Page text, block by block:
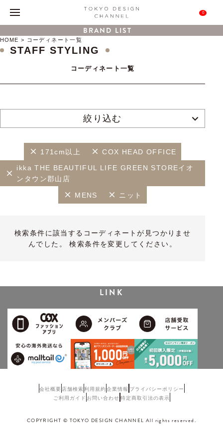
0
BRAND LIST
HOME コーディネート一覧
STAFF STYLING
コーディネート一覧
絞り込む
171cm以上 COX HEAD OFFICE
ikka THE BEAUTIFUL LIFE GREEN STOREイオ
ンタウン郡山店
MENS ニット
検索条件に該当するコーディネートが見つかりませ
んでした。 検索条件を変更してください。
LINK
会社概要 店舗検索利用規約企業情報 プライバシーポリシー
ご利用ガイド お問い合わせ 特定商取引法の表示
COPYRIGHT © TOKYO DESIGN CHANNEL All rights reserved.